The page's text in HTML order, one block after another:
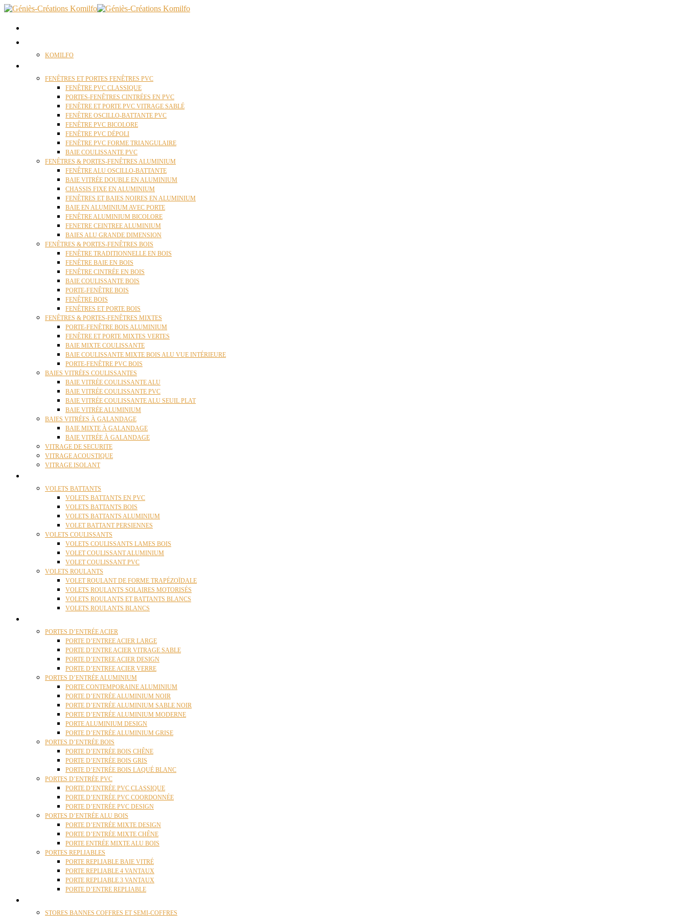
KOMILFO
FENÊTRES ET PORTES FENÊTRES PVC
FENÊTRE PVC CLASSIQUE
PORTES-FENÊTRES CINTRÉES EN PVC
FENÊTRE ET PORTE PVC VITRAGE SABLÉ
FENÊTRE OSCILLO-BATTANTE PVC
FENÊTRE PVC BICOLORE
FENÊTRE PVC DÉPOLI
FENÊTRE PVC FORME TRIANGULAIRE
BAIE COULISSANTE PVC
FENÊTRES & PORTES-FENÊTRES ALUMINIUM
FENÊTRE ALU OSCILLO-BATTANTE
BAIE VITRÉE DOUBLE EN ALUMINIUM
CHASSIS FIXE EN ALUMINIUM
FENÊTRES ET BAIES NOIRES EN ALUMINIUM
BAIE EN ALUMINIUM AVEC PORTE
FENÊTRE ALUMINIUM BICOLORE
FENETRE CEINTREE ALUMINIUM
BAIES ALU GRANDE DIMENSION
FENÊTRES & PORTES-FENÊTRES BOIS
FENÊTRE TRADITIONNELLE EN BOIS
FENÊTRE BAIE EN BOIS
FENÊTRE CINTRÉE EN BOIS
BAIE COULISSANTE BOIS
PORTE-FENÊTRE BOIS
FENÊTRE BOIS
FENÊTRES ET PORTE BOIS
FENÊTRES & PORTES-FENÊTRES MIXTES
PORTE-FENÊTRE BOIS ALUMINIUM
FENÊTRE ET PORTE MIXTES VERTES
BAIE MIXTE COULISSANTE
BAIE COULISSANTE MIXTE BOIS ALU VUE INTÉRIEURE
PORTE-FENÊTRE PVC BOIS
BAIES VITRÉES COULISSANTES
BAIE VITRÉE COULISSANTE ALU
BAIE VITRÉE COULISSANTE PVC
BAIE VITRÉE COULISSANTE ALU SEUIL PLAT
BAIE VITRÉE ALUMINIUM
BAIES VITRÉES À GALANDAGE
BAIE MIXTE À GALANDAGE
BAIE VITRÉE À GALANDAGE
VITRAGE DE SECURITE
VITRAGE ACOUSTIQUE
VITRAGE ISOLANT
VOLETS BATTANTS
VOLETS BATTANTS EN PVC
VOLETS BATTANTS BOIS
VOLETS BATTANTS ALUMINIUM
VOLET BATTANT PERSIENNES
VOLETS COULISSANTS
VOLETS COULISSANTS LAMES BOIS
VOLET COULISSANT ALUMINIUM
VOLET COULISSANT PVC
VOLETS ROULANTS
VOLET ROULANT DE FORME TRAPÉZOÏDALE
VOLETS ROULANTS SOLAIRES MOTORISÉS
VOLETS ROULANTS ET BATTANTS BLANCS
VOLETS ROULANTS BLANCS
PORTES D’ENTRÉE ACIER
PORTE D’ENTREE ACIER LARGE
PORTE D’ENTRE ACIER VITRAGE SABLE
PORTE D’ENTREE ACIER DESIGN
PORTE D’ENTREE ACIER VERRE
PORTES D’ENTRÉE ALUMINIUM
PORTE CONTEMPORAINE ALUMINIUM
PORTE D’ENTRÉE ALUMINIUM NOIR
PORTE D’ENTRÉE ALUMINIUM SABLE NOIR
PORTE D’ENTRÉE ALUMINIUM MODERNE
PORTE ALUMINIUM DESIGN
PORTE D’ENTRÉE ALUMINIUM GRISE
PORTES D’ENTRÉE BOIS
PORTE D’ENTRÉE BOIS CHÊNE
PORTE D’ENTRÉE BOIS GRIS
PORTE D’ENTRÉE BOIS LAQUÉ BLANC
PORTES D’ENTRÉE PVC
PORTE D’ENTRÉE PVC CLASSIQUE
PORTE D’ENTRÉE PVC COORDONNÉE
PORTE D’ENTRÉE PVC DESIGN
PORTES D’ENTRÉE ALU BOIS
PORTE D’ENTRÉE MIXTE DESIGN
PORTE D’ENTRÉE MIXTE CHÊNE
PORTE ENTRÉE MIXTE ALU BOIS
PORTES REPLIABLES
PORTE REPLIABLE BAIE VITRÉ
PORTE REPLIABLE 4 VANTAUX
PORTE REPLIABLE 3 VANTAUX
PORTE D’ENTRE REPLIABLE
STORES BANNES COFFRES ET SEMI-COFFRES